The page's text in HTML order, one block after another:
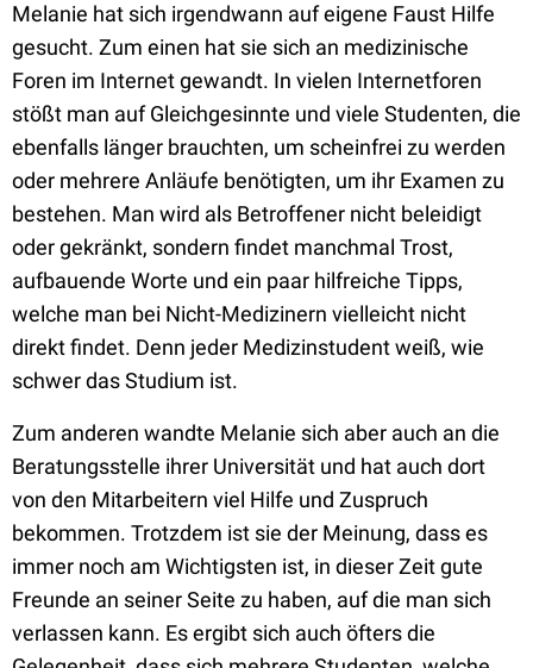
Melanie hat sich irgendwann auf eigene Faust Hilfe
gesucht. Zum einen hat sie sich an medizinische
Foren im Internet gewandt. In vielen Internetforen
stößt man auf Gleichgesinnte und viele Studenten, die
ebenfalls länger brauchten, um scheinfrei zu werden
oder mehrere Anläufe benötigten, um ihr Examen zu
bestehen. Man wird als Betroffener nicht beleidigt
oder gekränkt, sondern findet manchmal Trost,
aufbauende Worte und ein paar hilfreiche Tipps,
welche man bei Nicht-Medizinern vielleicht nicht
direkt findet. Denn jeder Medizinstudent weiß, wie
schwer das Studium ist.
Zum anderen wandte Melanie sich aber auch an die
Beratungsstelle ihrer Universität und hat auch dort
von den Mitarbeitern viel Hilfe und Zuspruch
bekommen. Trotzdem ist sie der Meinung, dass es
immer noch am Wichtigsten ist, in dieser Zeit gute
Freunde an seiner Seite zu haben, auf die man sich
verlassen kann. Es ergibt sich auch öfters die